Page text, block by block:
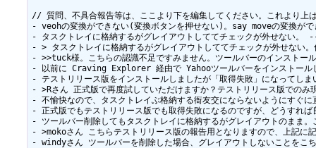
// 質問、不具合報告等は、ここより下を編集してください。これより上
- veohの変換ができない(変換ボタンを押せない)。say moveの変換
- タスクトレイに格納するがグレイアウトしててチェックが外せな
- > タスクトレイに格納するがグレイアウトしててチェックが外せ
- >>tuck様。こちらの認識不足ですみません。ツールバーのインス
- 以前に Craving Explorer 経由で Yahooツールバーをインストール
- テストリリース版をインストールしましたが「取得失敗」にな
- >Rさん 正式版で再度試していただけますか？テストリリース版で
- 不愉快なので、タスクトレイぶ格納する衙友交にならないようにす
- 正式版でもテストリリース版でも取得失敗になるのですが、ど
- ツールバー削除してもタスクトレイに格納するがグレイアウト
- >mokoさん こちらテストリリース版の報告用となりますので、上
- windyさん ツールバーを削除した場合、グレイアウトしないことを